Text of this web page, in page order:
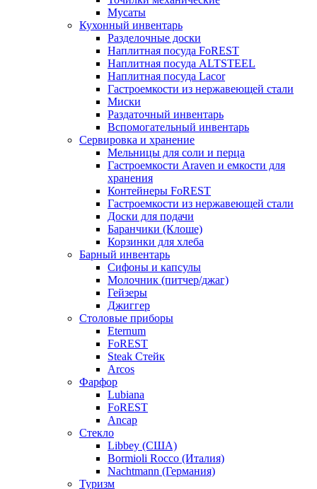
Мусаты
Кухонный инвентарь
Разделочные доски
Наплитная посуда FoREST
Наплитная посуда ALTSTEEL
Наплитная посуда Lacor
Гастроемкости из нержавеющей стали
Миски
Раздаточный инвентарь
Вспомогательный инвентарь
Сервировка и хранение
Мельницы для соли и перца
Гастроемкости Araven и емкости для
хранения
Контейнеры FoREST
Гастроемкости из нержавеющей стали
Доски для подачи
Баранчики (Клоше)
Корзинки для хлеба
Барный инвентарь
Сифоны и капсулы
Молочник (питчер/джаг)
Гейзеры
Джиггер
Столовые приборы
Eternum
FoREST
Steak Стейк
Arcos
Фарфор
Lubiana
FoREST
Ancap
Стекло
Libbey (США)
Bormioli Rocco (Италия)
Nachtmann (Германия)
Туризм